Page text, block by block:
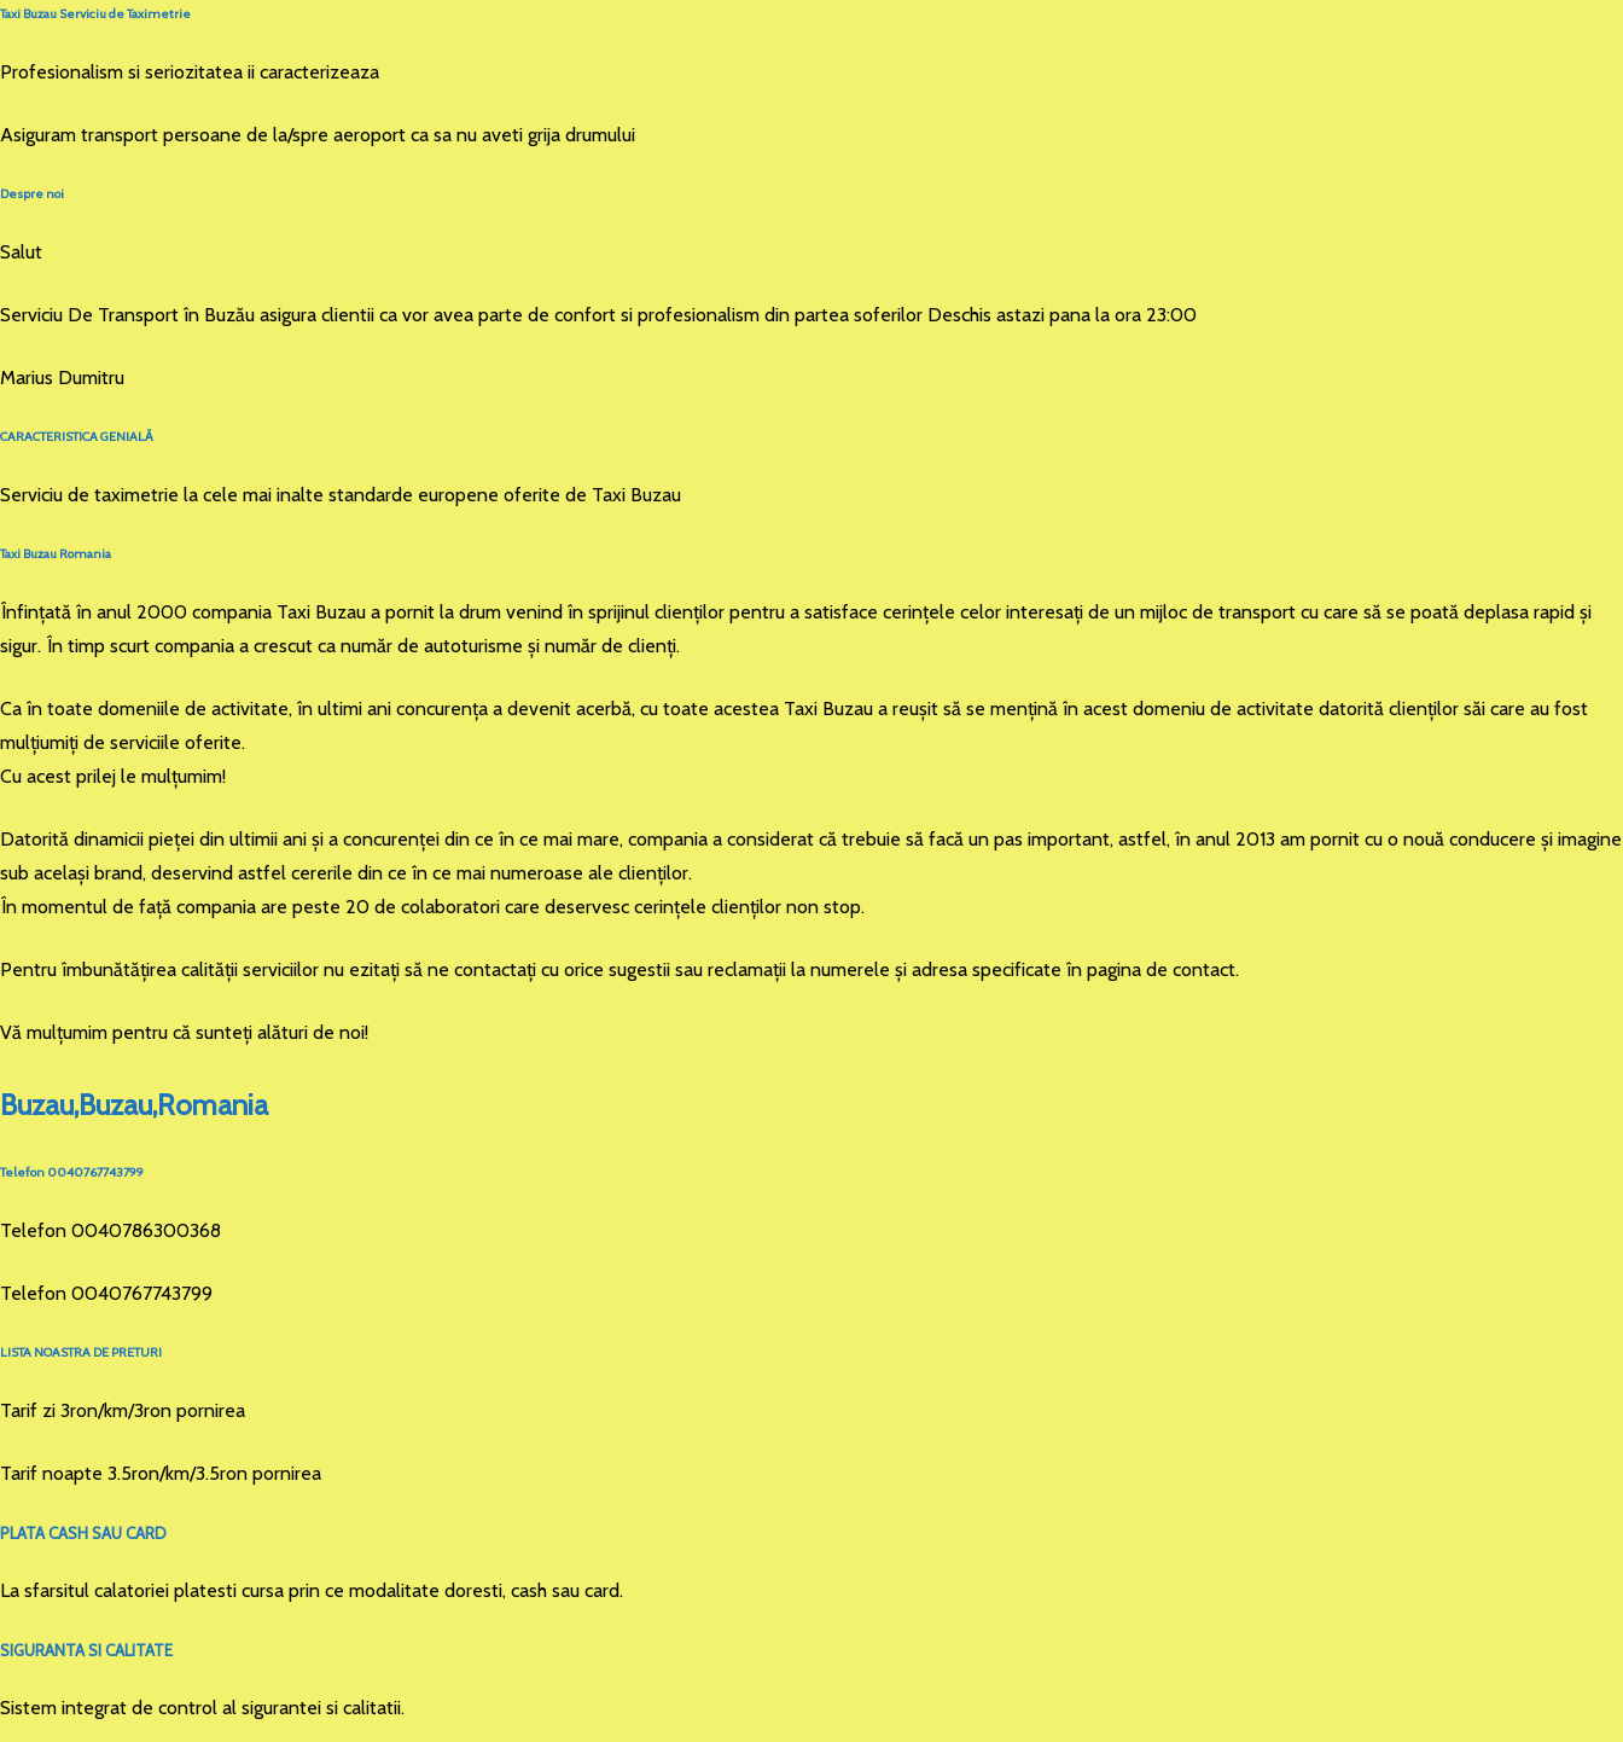
Taxi Buzau Serviciu de Taximetrie
Profesionalism si seriozitatea ii caracterizeaza
Asiguram transport persoane de la/spre aeroport ca sa nu aveti grija drumului
Despre noi
Salut
Serviciu De Transport în Buzău asigura clientii ca vor avea parte de confort si profesionalism din partea soferilor Deschis astazi pana la ora 23:00
Marius Dumitru
CARACTERISTICA GENIALĂ
Serviciu de taximetrie la cele mai inalte standarde europene oferite de Taxi Buzau
Taxi Buzau Romania
Înfinţată în anul 2000 compania Taxi Buzau a pornit la drum venind în sprijinul clienţilor pentru a satisface cerinţele celor interesaţi de un mijloc de transport cu care să se poată deplasa rapid şi
sigur. În timp scurt compania a crescut ca număr de autoturisme şi număr de clienţi.
Ca în toate domeniile de activitate, în ultimi ani concurenţa a devenit acerbă, cu toate acestea Taxi Buzau a reuşit să se menţină în acest domeniu de activitate datorită clienţilor săi care au fost
mulţiumiţi de serviciile oferite.
Cu acest prilej le mulţumim!
Datorită dinamicii pieţei din ultimii ani şi a concurenţei din ce în ce mai mare, compania a considerat că trebuie să facă un pas important, astfel, în anul 2013 am pornit cu o nouă conducere şi imagine
sub acelaşi brand, deservind astfel cererile din ce în ce mai numeroase ale clienţilor.
În momentul de faţă compania are peste 20 de colaboratori care deservesc cerinţele clienţilor non stop.
Pentru îmbunătăţirea calităţii serviciilor nu ezitaţi să ne contactaţi cu orice sugestii sau reclamaţii la numerele şi adresa specificate în pagina de contact.
Vă mulţumim pentru că sunteţi alături de noi!
Buzau,Buzau,Romania
Telefon 0040767743799
Telefon 0040786300368
Telefon 0040767743799
LISTA NOASTRA DE PRETURI
Tarif zi 3ron/km/3ron pornirea
Tarif noapte 3.5ron/km/3.5ron pornirea
PLATA CASH SAU CARD
La sfarsitul calatoriei platesti cursa prin ce modalitate doresti, cash sau card.
SIGURANTA SI CALITATE
Sistem integrat de control al sigurantei si calitatii.